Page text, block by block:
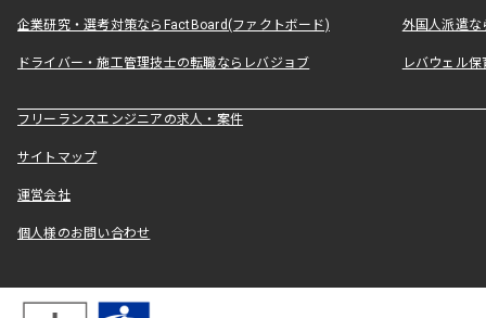
企業研究・選考対策ならFactBoard(ファクトボード) 外国人派遣な
ドライバー・施工管理技士の転職ならレバジョブ レバウェル
フリーランスエンジニアの求人・案件
サイトマップ
運営会社
個人様のお問い合わせ